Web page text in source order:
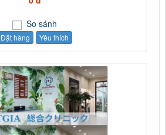
So sánh
Đặt hàng Yêu thích